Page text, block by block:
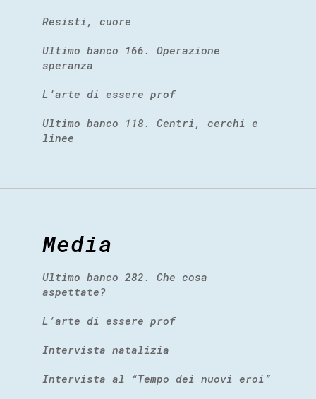
Resisti, cuore
Ultimo banco 166. Operazione
speranza
L’arte di essere prof
Ultimo banco 118. Centri, cerchi e
linee
Media
Ultimo banco 282. Che cosa
aspettate?
L’arte di essere prof
Intervista natalizia
Intervista al “Tempo dei nuovi eroi”